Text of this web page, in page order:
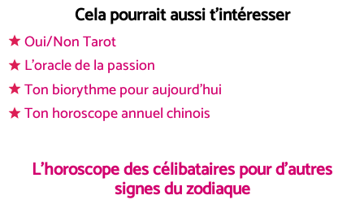
Cela pourrait aussi t'intéresser
Oui/Non Tarot
L'oracle de la passion
Ton biorythme pour aujourd'hui
Ton horoscope annuel chinois
L'horoscope des célibataires pour d'autres
signes du zodiaque